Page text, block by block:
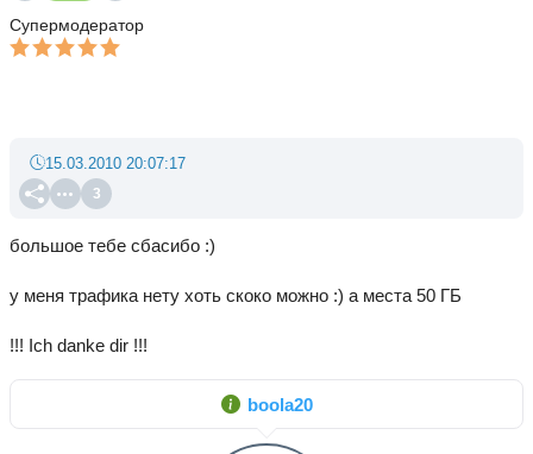
Супермодератор
3
15.03.2010 20:07:17
большое тебе сбасибо :)
у меня трафика нету хоть скоко можно :) а места 50 ГБ
!!! Ich danke dir !!!
boola20